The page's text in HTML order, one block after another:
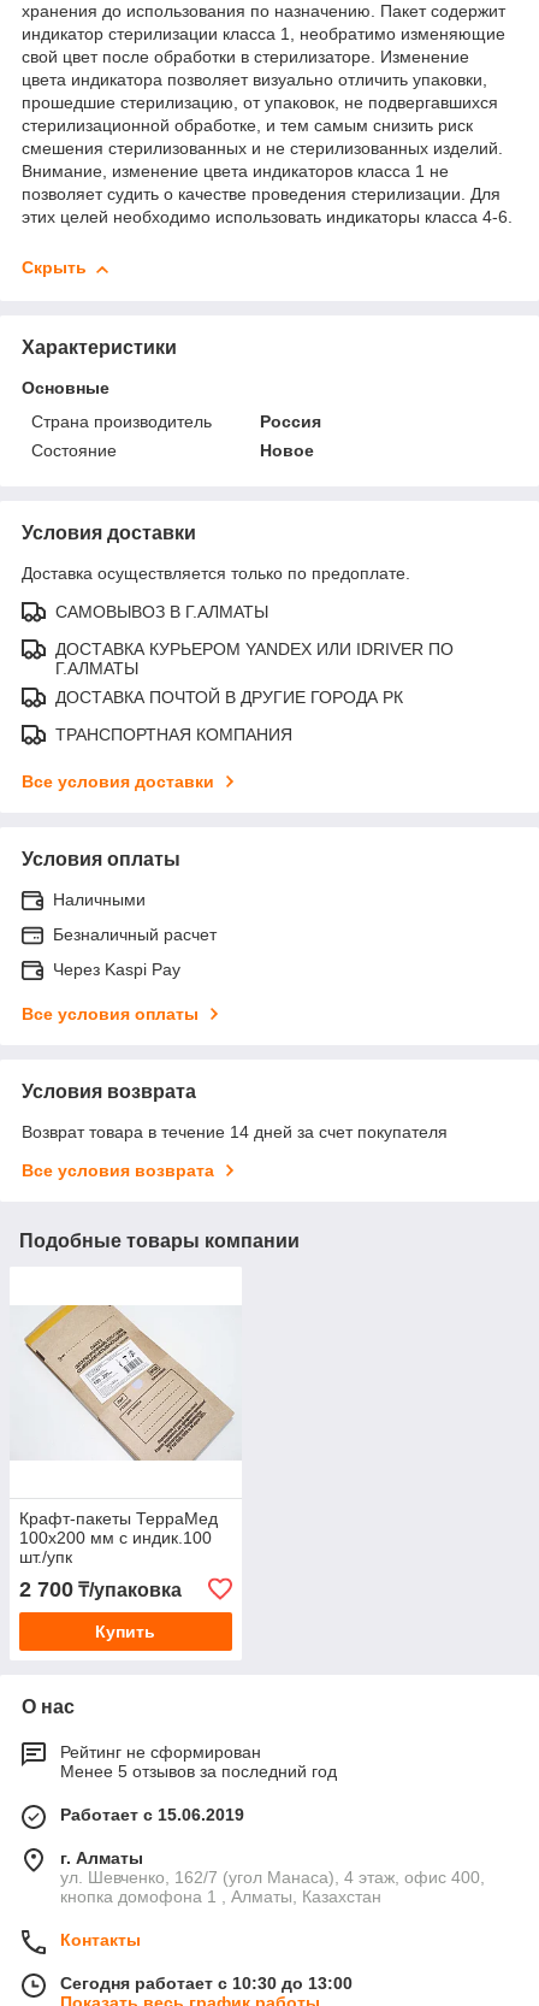
хранения до использования по назначению. Пакет содержит
индикатор стерилизации класса 1, необратимо изменяющие
свой цвет после обработки в стерилизаторе. Изменение
цвета индикатора позволяет визуально отличить упаковки,
прошедшие стерилизацию, от упаковок, не подвергавшихся
стерилизационной обработке, и тем самым снизить риск
смешения стерилизованных и не стерилизованных изделий.
Внимание, изменение цвета индикаторов класса 1 не
позволяет судить о качестве проведения стерилизации. Для
этих целей необходимо использовать индикаторы класса 4-6.
Скрыть
Характеристики
Основные
Страна производитель
Россия
Состояние
Новое
Условия доставки
Доставка осуществляется только по предоплате.
САМОВЫВОЗ В Г.АЛМАТЫ
ДОСТАВКА КУРЬЕРОМ YANDEX ИЛИ IDRIVER ПО
Г.АЛМАТЫ
ДОСТАВКА ПОЧТОЙ В ДРУГИЕ ГОРОДА РК
ТРАНСПОРТНАЯ КОМПАНИЯ
Все условия доставки
Условия оплаты
Наличными
Безналичный расчет
Через Kaspi Pay
Все условия оплаты
Условия возврата
Возврат товара в течение 14 дней за счет покупателя
Все условия возврата
Подобные товары компании
Крафт-пакеты ТерраМед
100х200 мм с индик.100
шт./упк
2 700 ₸/упаковка
Купить
О нас
Рейтинг не сформирован
Менее 5 отзывов за последний год
Работает с 15.06.2019
г. Алматы
ул. Шевченко, 162/7 (угол Манаса), 4 этаж, офис 400,
кнопка домофона 1 , Алматы, Казахстан
Контакты
Сегодня работает с 10:30 до 13:00